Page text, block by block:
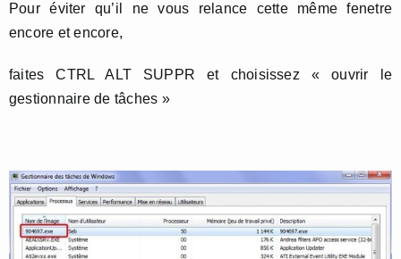
Pour éviter qu’il ne vous relance cette même fenetre
encore et encore,
faites CTRL ALT SUPPR et choisissez « ouvrir le
gestionnaire de tâches »